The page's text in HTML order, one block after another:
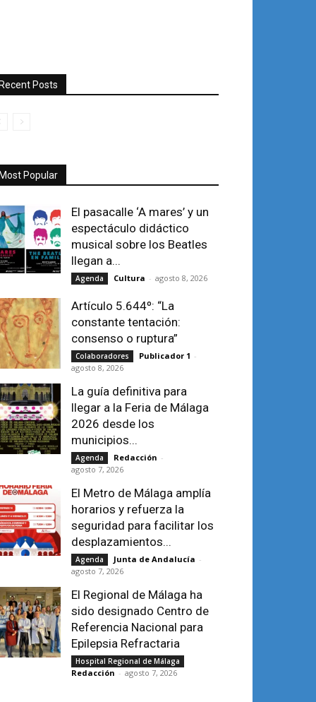
Posts
Popular
El pasacalle ‘A mares’ y un
espectáculo didáctico
musical sobre los Beatles
llegan a...
Agenda Cultura - agosto 8, 2026
Artículo 5.644º: “La
constante tentación:
consenso o ruptura”
Colaboradores Publicador 1 -
agosto 8, 2026
La guía definitiva para
llegar a la Feria de Málaga
2026 desde los
municipios...
Agenda Redacción -
agosto 7, 2026
El Metro de Málaga amplía
horarios y refuerza la
seguridad para facilitar los
desplazamientos...
Agenda Junta de Andalucía -
agosto 7, 2026
El Regional de Málaga ha
sido designado Centro de
Referencia Nacional para
Epilepsia Refractaria
Hospital Regional de Málaga
Redacción - agosto 7, 2026